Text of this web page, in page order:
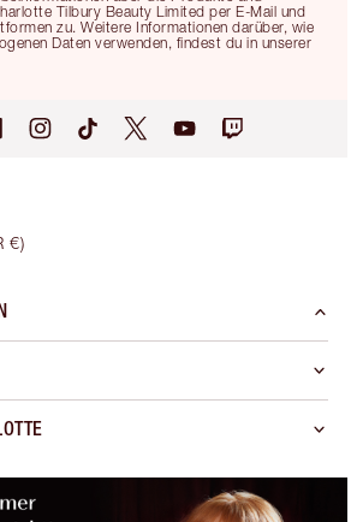
Tilbury Beauty Limited per E-Mail und
zu. Weitere Informationen darüber, wie
Daten verwenden, findest du in unserer
€)